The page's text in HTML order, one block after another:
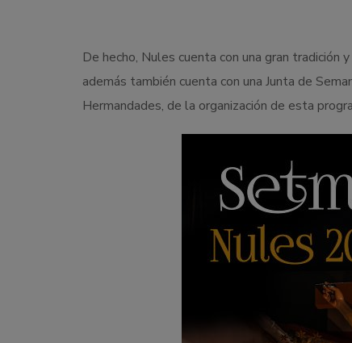
De hecho, Nules cuenta con una gran tradición
además también cuenta con una Junta de
Hermandades, de la organización de esta